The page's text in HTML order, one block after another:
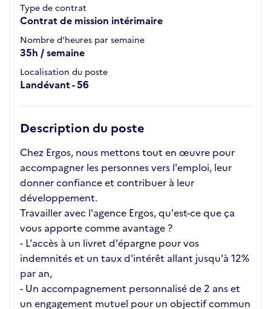
Type de contrat
Contrat de mission intérimaire
Nombre d'heures par semaine
35h / semaine
Localisation du poste
Landévant - 56
Description du poste
Chez Ergos, nous mettons tout en œuvre pour
accompagner les personnes vers l'emploi, leur
donner confiance et contribuer à leur
développement.
Travailler avec l'agence Ergos, qu'est-ce que ça
vous apporte comme avantage ?
- L'accès à un livret d'épargne pour vos
indemnités et un taux d'intérêt allant jusqu'à 12%
par an,
- Un accompagnement personnalisé de 2 ans et
un engagement mutuel pour un objectif commun